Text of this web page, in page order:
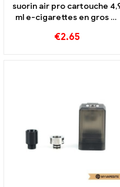
suorin air pro cartouche
ml e-cigarettes en gros 丨
€2.65